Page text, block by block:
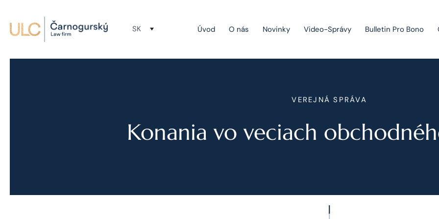
SK Úvod O nás Novinky Video-Správy Bulletin Pro Bono
Právo obchodných spoločností
VEREJNÁ SPRÁVA
Konania vo veciach